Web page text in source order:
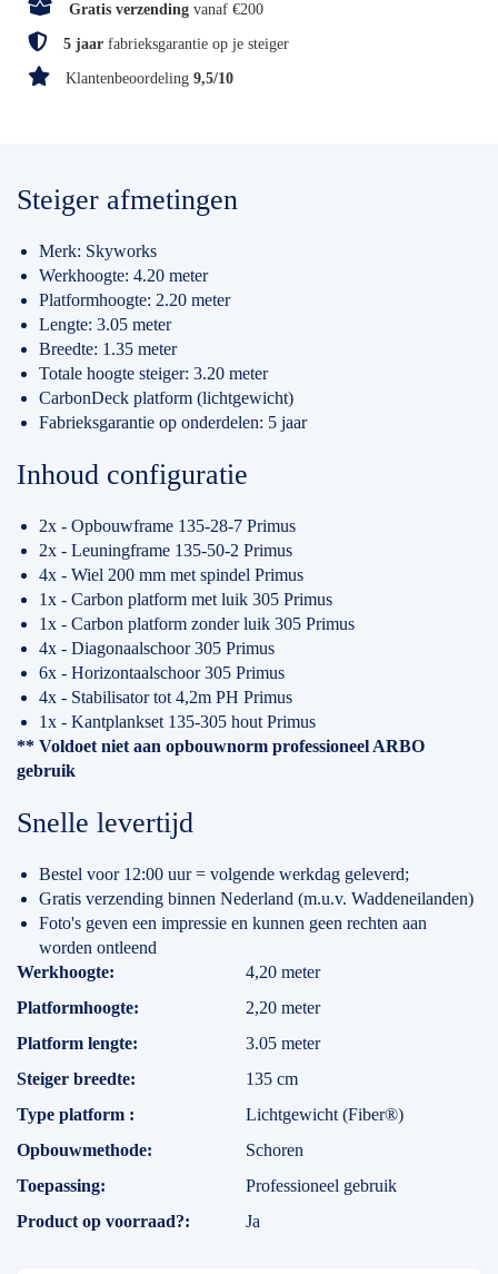
Gratis verzending vanaf €200
5 jaar fabrieksgarantie op je steiger
Klantenbeoordeling 9,5/10
Steiger afmetingen
Merk: Skyworks
Werkhoogte: 4.20 meter
Platformhoogte: 2.20 meter
Lengte: 3.05 meter
Breedte: 1.35 meter
Totale hoogte steiger: 3.20 meter
CarbonDeck platform (lichtgewicht)
Fabrieksgarantie op onderdelen: 5 jaar
Inhoud configuratie
2x - Opbouwframe 135-28-7 Primus
2x - Leuningframe 135-50-2 Primus
4x - Wiel 200 mm met spindel Primus
1x - Carbon platform met luik 305 Primus
1x - Carbon platform zonder luik 305 Primus
4x - Diagonaalschoor 305 Primus
6x - Horizontaalschoor 305 Primus
4x - Stabilisator tot 4,2m PH Primus
1x - Kantplankset 135-305 hout Primus
** Voldoet niet aan opbouwnorm professioneel ARBO
gebruik
Snelle levertijd
Bestel voor 12:00 uur = volgende werkdag geleverd;
Gratis verzending binnen Nederland (m.u.v. Waddeneilanden)
Foto's geven een impressie en kunnen geen rechten aan
worden ontleend
Specificaties
Werkhoogte
4,20 meter
Platformhoogte
2,20 meter
Platform lengte
3.05 meter
Steiger breedte
135 cm
Type platform
Lichtgewicht (Fiber®)
Opbouwmethode
Schoren
Toepassing
Professioneel gebruik
Product op voorraad?
Ja